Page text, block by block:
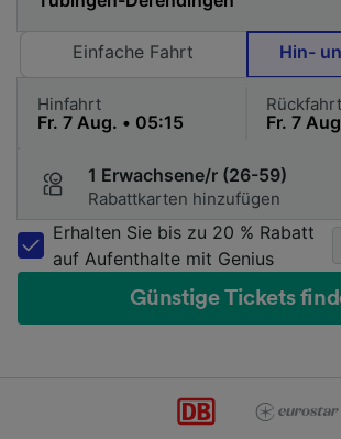
Einfache Fahrt Hin-
Hinfahrt Rückfahrt
1 Erwachsene/r (26-59)
Rabattkarten hinzufügen
Erhalten Sie bis zu 20 % Rabatt
auf Aufenthalte mit Genius
Günstige Tickets